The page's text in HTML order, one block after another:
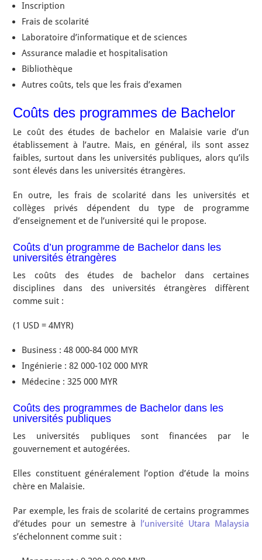
Inscription
Frais de scolarité
Laboratoire d’informatique et de sciences
Assurance maladie et hospitalisation
Bibliothèque
Autres coûts, tels que les frais d’examen
Coûts des programmes de Bachelor
Le coût des études de bachelor en Malaisie varie d’un
établissement à l’autre. Mais, en général, ils sont assez
faibles, surtout dans les universités publiques, alors qu’ils
sont élevés dans les universités étrangères.
En outre, les frais de scolarité dans les universités et
collèges privés dépendent du type de programme
d’enseignement et de l’université qui le propose.
Coûts d’un programme de Bachelor dans les
universités étrangères
Les coûts des études de bachelor dans certaines
disciplines dans des universités étrangères diffèrent
comme suit :
(1 USD = 4MYR)
Business : 48 000-84 000 MYR
Ingénierie : 82 000-102 000 MYR
Médecine : 325 000 MYR
Coûts des programmes de Bachelor dans les
universités publiques
Les universités publiques sont financées par le
gouvernement et autogérées.
Elles constituent généralement l’option d’étude la moins
chère en Malaisie.
Par exemple, les frais de scolarité de certains programmes
d’études pour un semestre à
l’université Utara Malaysia
s’échelonnent comme suit :